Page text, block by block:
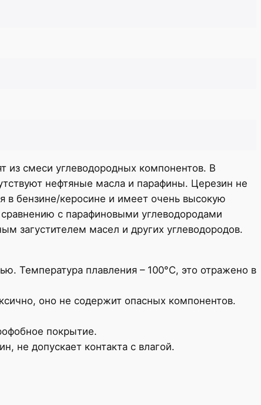
из смеси углеводородных компонентов. В
нефтяные масла и парафины. Церезин не
в бензине/керосине и имеет очень высокую
с парафиновыми углеводородами
загустителем масел и других углеводородов.
Температура плавления – 100°С, это отражено в
оно не содержит опасных компонентов.
покрытие.
не допускает контакта с влагой.